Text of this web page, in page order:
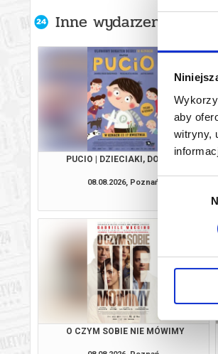
aby
witryny,
Wybór
Inne wydarzenia
PUCIO | DZIECIAKI, DO KINA!
08.08.2026, Poznań
O CZYM SOBIE NIE MÓWIMY